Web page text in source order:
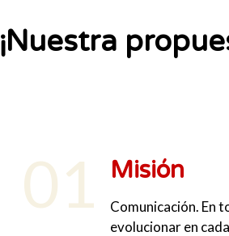
¡Nuestra
01 Misión
Comunicación. En
evolucionar en